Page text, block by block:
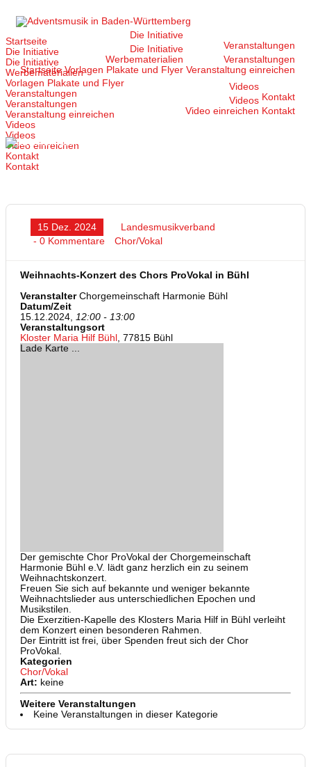
Inhalt
Startseite
Die Initiative
Die Initiative
Werbematerialien
Vorlagen Plakate und Flyer
Veranstaltungen
Veranstaltungen
Veranstaltung einreichen
Videos
Videos
Video einreichen
Kontakt
Kontakt
Startseite
Die Initiative
Die Initiative
Werbematerialien
Vorlagen Plakate und Flyer
Veranstaltungen
Veranstaltungen
Veranstaltung einreichen
Videos
Videos
Video einreichen
Kontakt
Kontakt
15 Dez. 2024
Landesmusikverband
- 0 Kommentare
Chor/Vokal
Weihnachts-Konzert des Chors ProVokal in Bühl
VeranstalterChorgemeinschaft Harmonie Bühl
Datum/Zeit
15.12.2024, 12:00 - 13:00
Veranstaltungsort
Kloster Maria Hilf Bühl , 77815 Bühl
Lade Karte ...
Der gemischte Chor ProVokal der Chorgemeinschaft
Harmonie Bühl e.V. lädt ganz herzlich ein zu seinem
Weihnachtskonzert.
Freuen Sie sich auf bekannte und weniger bekannte
Weihnachtslieder aus unterschiedlichen Epochen und
Musikstilen.
Die Exerzitien-Kapelle des Klosters Maria Hilf in Bühl verleiht
dem Konzert einen besonderen Rahmen.
Der Eintritt ist frei, über Spenden freut sich der Chor
ProVokal.
Kategorien
Chor/Vokal
Art: keine
Weitere Veranstaltungen
Keine Veranstaltungen in dieser Kategorie